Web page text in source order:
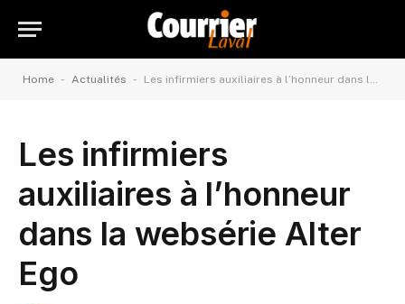
Home - Actualités - Les infirmiers auxiliaires à l’honneur dans la websérie Alter Ego
Les infirmiers
auxiliaires à l’honneur
dans la websérie Alter
Ego